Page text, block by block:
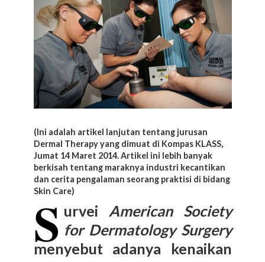
(Ini adalah artikel lanjutan tentang jurusan
Dermal Therapy yang dimuat di Kompas KLASS,
Jumat 14 Maret 2014. Artikel ini lebih banyak
berkisah tentang maraknya industri kecantikan
dan cerita pengalaman seorang praktisi di bidang
Skin Care)
S urvei American Society
for Dermatology Surgery
menyebut adanya kenaikan